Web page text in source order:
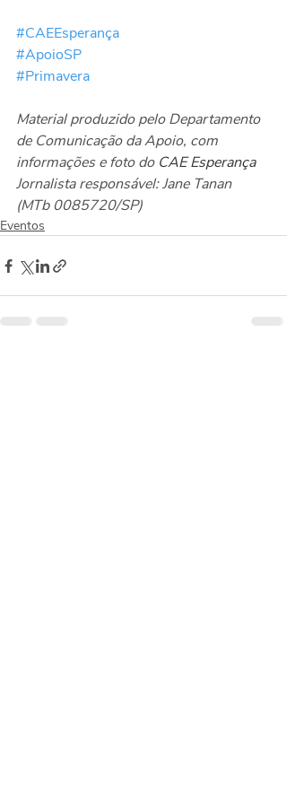
#CAEEsperança
#ApoioSP
#Primavera
Material produzido pelo Departamento
de Comunicação da Apoio, com
informações e foto do CAE Esperança
Jornalista responsável: Jane Tanan
(MTb 0085720/SP)
Eventos